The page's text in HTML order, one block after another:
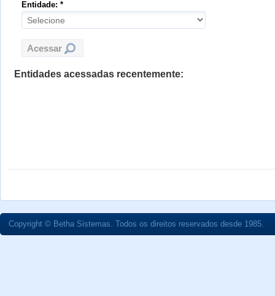
Entidade: *
Entidades acessadas recentemente:
Copyright © Betha Sistemas. Todos os direitos reservados desde 1985.